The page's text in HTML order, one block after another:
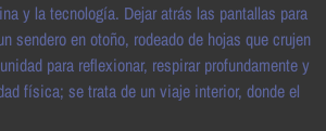
y la tecnología. Dejar atrás las pantallas para
sendero en otoño, rodeado de hojas que crujen
para reflexionar, respirar profundamente y
física; se trata de un viaje interior, donde el